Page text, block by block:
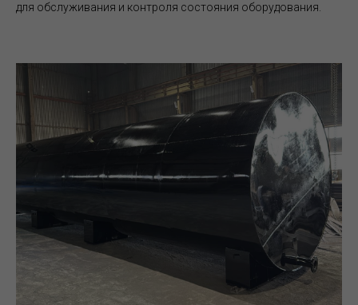
для обслуживания и контроля состояния оборудования.